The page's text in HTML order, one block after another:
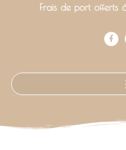
Frais de port offerts